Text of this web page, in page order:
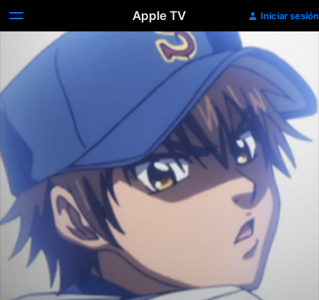
Apple TV Iniciar sesión